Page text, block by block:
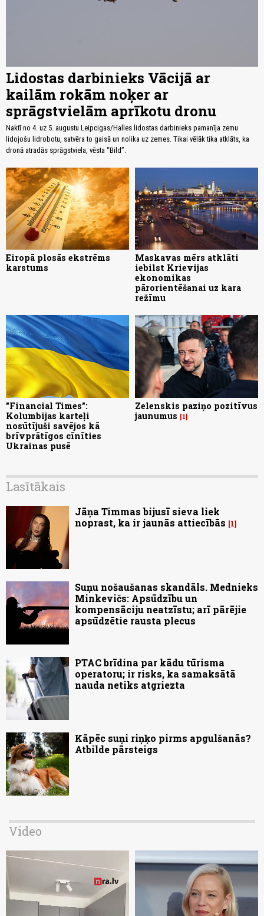
Lidostas darbinieks Vācijā ar
kailām rokām noķer ar
sprāgstvielām aprīkotu dronu
Naktī no 4. uz 5. augustu Leipcigas/Halles lidostas darbinieks pamanīja zemu
lidojošu lidrobotu, satvēra to gaisā un nolika uz zemes. Tikai vēlāk tika atklāts, ka
dronā atradās sprāgstviela, vēsta “Bild”.
Eiropā plosās ekstrēms
karstums
Maskavas mērs atklāti
iebilst Krievijas
ekonomikas
pārorientēšanai uz kara
režīmu
"Financial Times":
Kolumbijas karteļi
nosūtījuši savējos kā
brīvprātīgos cīnīties
Ukrainas pusē
Zelenskis paziņo pozitīvus
jaunumus
1
Lasītākais
Jāņa Timmas bijusī sieva liek
noprast, ka ir jaunās attiecībās
1
Suņu nošaušanas skandāls. Mednieks
Minkevičs: Apsūdzību un
kompensāciju neatzīstu; arī pārējie
apsūdzētie rausta plecus
PTAC brīdina par kādu tūrisma
operatoru; ir risks, ka samaksātā
nauda netiks atgriezta
Kāpēc suņi riņķo pirms apgulšanās?
Atbilde pārsteigs
Video